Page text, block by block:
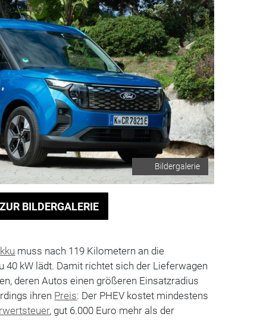
Bildergalerie
ZUR BILDERGALERIE
muss nach 119 Kilometern an die
40 kW lädt. Damit richtet sich der Lieferwagen
deren Autos einen größeren Einsatzradius
ihren Preis: Der PHEV kostet mindestens
, gut 6.000 Euro mehr als der